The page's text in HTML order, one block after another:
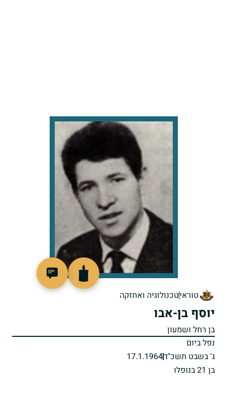
טוראיטכנולוגיה ואחזקה
יוסף בן-אבו
בן רחל ושמעון
נפל ביום
ג' בשבט תשכ"ד17.1.1964
בן 21 בנופלו